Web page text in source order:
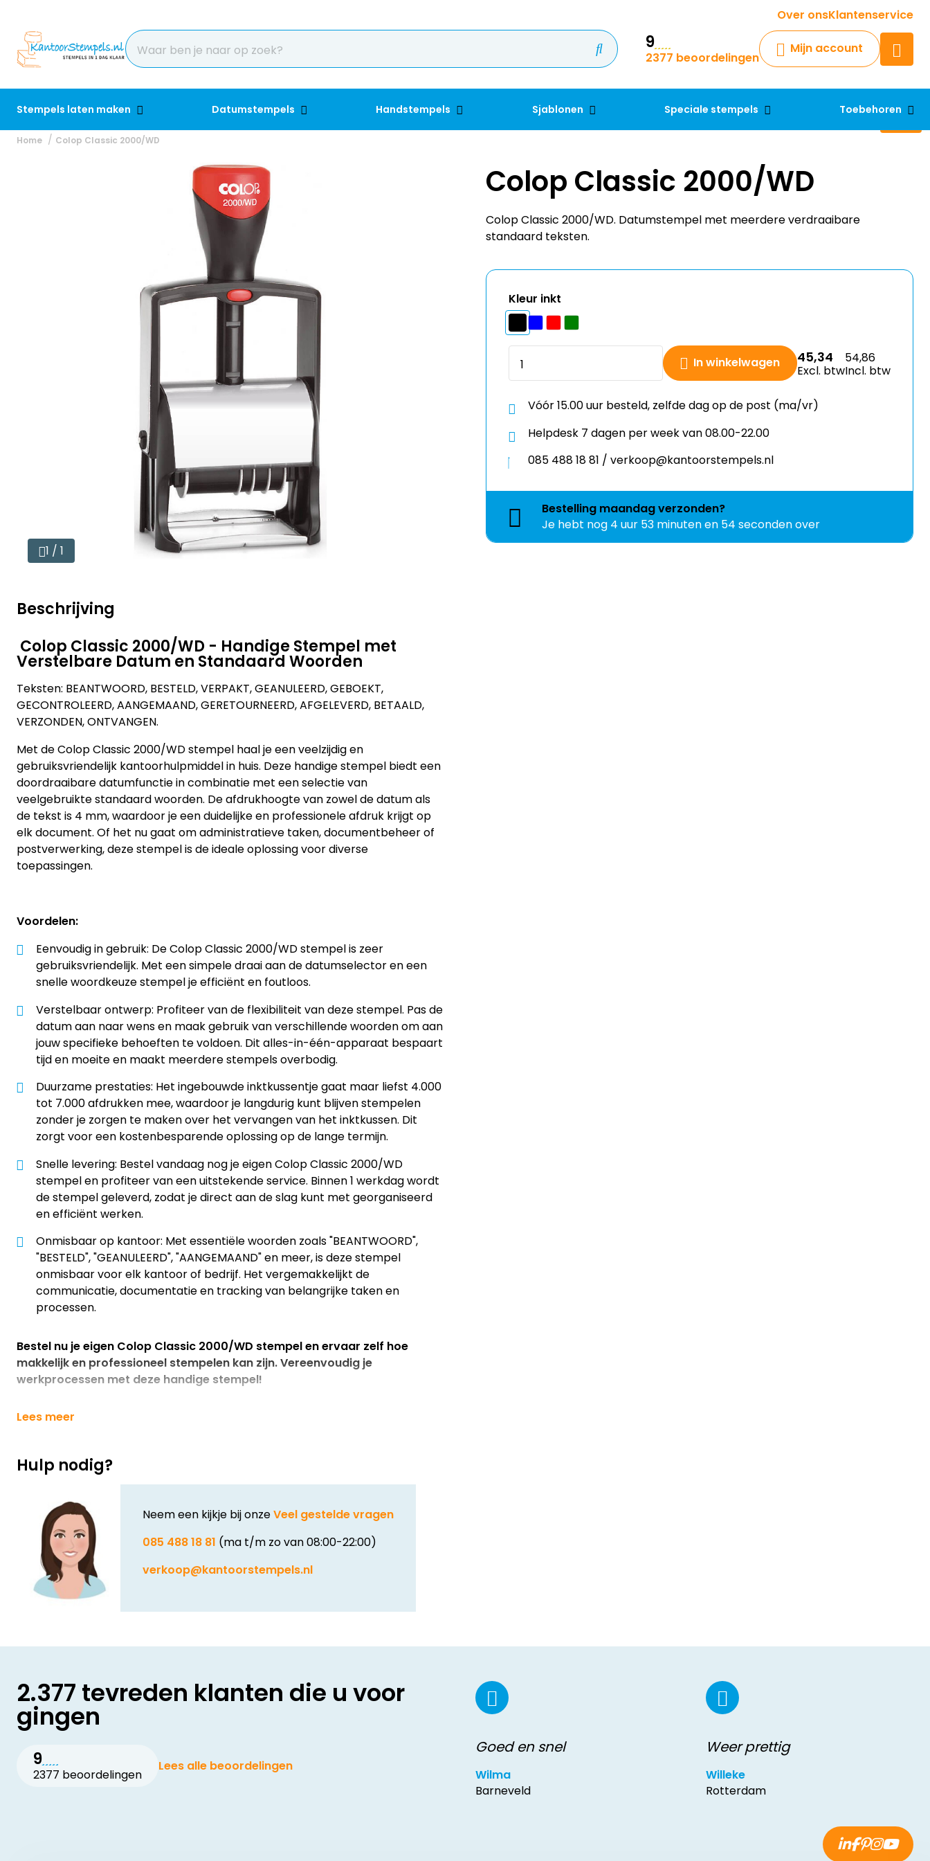
Over onsKlantenservice
9
2377 beoordelingen
Mijn account
Stempels laten maken Datumstempels Handstempels Sjablonen Speciale stempels Toebehoren
Krijg een antwoord op uw vraag
Chatbot
Chat 24/7 met onze chatbot
Contact
Home Colop Classic 2000/WD
1 / 1
Beschrijving
Colop Classic 2000/WD - Handige Stempel met
Verstelbare Datum en Standaard Woorden
Teksten: BEANTWOORD, BESTELD, VERPAKT, GEANULEERD, GEBOEKT,
GECONTROLEERD, AANGEMAAND, GERETOURNEERD, AFGELEVERD, BETAALD,
VERZONDEN, ONTVANGEN.
Met de Colop Classic 2000/WD stempel haal je een veelzijdig en
gebruiksvriendelijk kantoorhulpmiddel in huis. Deze handige stempel biedt een
doordraaibare datumfunctie in combinatie met een selectie van
veelgebruikte standaard woorden. De afdrukhoogte van zowel de datum als
de tekst is 4 mm, waardoor je een duidelijke en professionele afdruk krijgt op
elk document. Of het nu gaat om administratieve taken, documentbeheer of
postverwerking, deze stempel is de ideale oplossing voor diverse
toepassingen.
Voordelen:
Eenvoudig in gebruik: De Colop Classic 2000/WD stempel is zeer
gebruiksvriendelijk. Met een simpele draai aan de datumselector en een
snelle woordkeuze stempel je efficiënt en foutloos.
Verstelbaar ontwerp: Profiteer van de flexibiliteit van deze stempel. Pas de
datum aan naar wens en maak gebruik van verschillende woorden om aan
jouw specifieke behoeften te voldoen. Dit alles-in-één-apparaat bespaart
tijd en moeite en maakt meerdere stempels overbodig.
Duurzame prestaties: Het ingebouwde inktkussentje gaat maar liefst 4.000
tot 7.000 afdrukken mee, waardoor je langdurig kunt blijven stempelen
zonder je zorgen te maken over het vervangen van het inktkussen. Dit
zorgt voor een kostenbesparende oplossing op de lange termijn.
Snelle levering: Bestel vandaag nog je eigen Colop Classic 2000/WD
stempel en profiteer van een uitstekende service. Binnen 1 werkdag wordt
de stempel geleverd, zodat je direct aan de slag kunt met georganiseerd
en efficiënt werken.
Onmisbaar op kantoor: Met essentiële woorden zoals "BEANTWOORD",
"BESTELD", "GEANULEERD", "AANGEMAAND" en meer, is deze stempel
onmisbaar voor elk kantoor of bedrijf. Het vergemakkelijkt de
communicatie, documentatie en tracking van belangrijke taken en
processen.
Bestel nu je eigen Colop Classic 2000/WD stempel en ervaar zelf hoe
makkelijk en professioneel stempelen kan zijn. Vereenvoudig je
werkprocessen met deze handige stempel!
Lees meer
Hulp nodig?
Neem een kijkje bij onzeVeel gestelde vragen
085 488 18 81 (ma t/m zo van 08:00-22:00)
verkoop@kantoorstempels.nl
Colop Classic 2000/WD
Colop Classic 2000/WD. Datumstempel met meerdere verdraaibare
standaard teksten.
Kleur inkt
In winkelwagen 45,34
Excl. btw
54,86
Incl. btw
Vóór 15.00 uur besteld, zelfde dag op de post (ma/vr)
Helpdesk 7 dagen per week van 08.00-22.00
085 488 18 81 / verkoop@kantoorstempels.nl
Bestelling maandagverzonden?
Je hebt nog 4 uur 53 minuten en 52 seconden over
2.377 tevreden klanten die u voor
gingen
9
2377 beoordelingen
Lees alle beoordelingen
Goed en snel
Wilma
Barneveld
Weer prettig
Willeke
Rotterdam